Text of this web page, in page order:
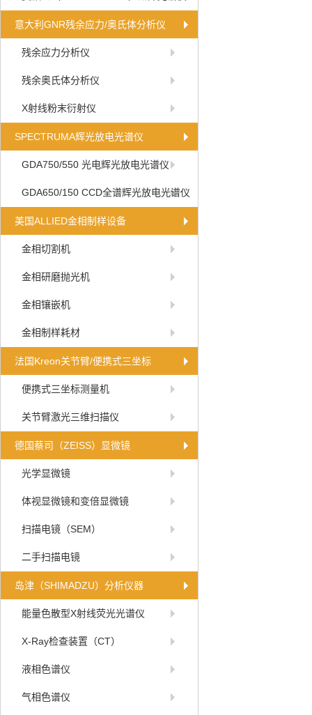
意大利GNR残余应力/奥氏体分析仪
残余应力分析仪
残余奥氏体分析仪
X射线粉末衍射仪
SPECTRUMA辉光放电光谱仪
GDA750/550 光电辉光放电光谱仪
GDA650/150 CCD全谱辉光放电光谱仪
美国ALLIED金相制样设备
金相切割机
金相研磨抛光机
金相镶嵌机
金相制样耗材
法国Kreon关节臂/便携式三坐标
便携式三坐标测量机
关节臂激光三维扫描仪
德国蔡司（ZEISS）显微镜
光学显微镜
体视显微镜和变倍显微镜
扫描电镜（SEM）
二手扫描电镜
岛津（SHIMADZU）分析仪器
能量色散型X射线荧光光谱仪
X-Ray检查装置（CT）
液相色谱仪
气相色谱仪